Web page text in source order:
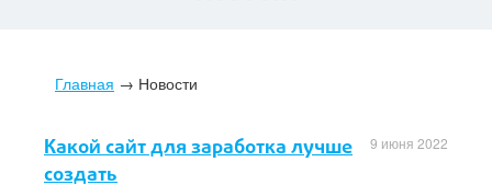
Главная → Новости
9 июня 2022
Какой сайт для заработка лучше
создать